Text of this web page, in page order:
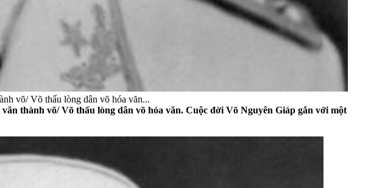
võ/ Võ thấu lòng dân võ hóa văn...
thành võ/ Võ thấu lòng dân võ hóa văn. Cuộc đời Võ Nguyên Giáp gắn với một